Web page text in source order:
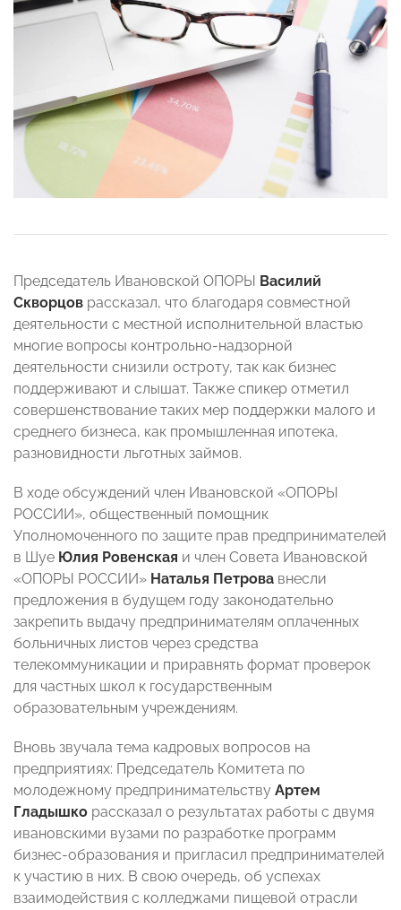
Председатель Ивановской ОПОРЫ
Василий
Скворцов рассказал, что благодаря совместной
деятельности с местной исполнительной властью
многие вопросы контрольно-надзорной
деятельности снизили остроту, так как бизнес
поддерживают и слышат. Также спикер отметил
совершенствование таких мер поддержки малого и
среднего бизнеса, как промышленная ипотека,
разновидности льготных займов.
В ходе обсуждений член Ивановской «ОПОРЫ
РОССИИ», общественный помощник
Уполномоченного по защите прав предпринимателей
в Шуе Юлия Ровенская и член Совета Ивановской
«ОПОРЫ РОССИИ» Наталья Петрова внесли
предложения в будущем году законодательно
закрепить выдачу предпринимателям оплаченных
больничных листов через средства
телекоммуникации и приравнять формат проверок
для частных школ к государственным
образовательным учреждениям.
Вновь звучала тема кадровых вопросов на
предприятиях: Председатель Комитета по
молодежному предпринимательству Артем
Гладышко рассказал о результатах работы с двумя
ивановскими вузами по разработке программ
бизнес-образования и пригласил предпринимателей
к участию в них. В свою очередь, об успехах
взаимодействия с колледжами пищевой отрасли